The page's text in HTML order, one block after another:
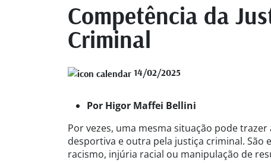
Competência da
Criminal
14/02/2025
Por Higor Maffei Bellini
Por vezes, uma mesma situação pode
desportiva e outra pela justiça criminal. São
racismo, injúria racial ou manipulação de